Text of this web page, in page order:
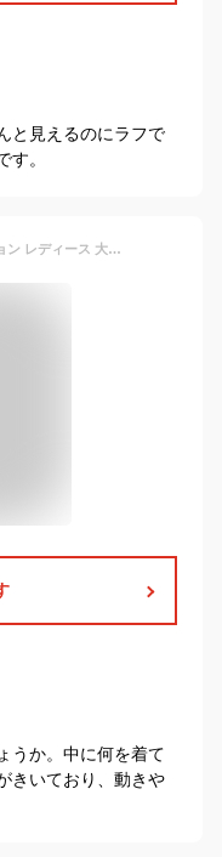
と見えるのにラフで
。
セットアップ メンズ メンズファッション レディース 大きいサイズ ビジネスカジュアル オフィス 通勤 イージーパンツ ジャケット ストレッチ 無地 春 春物 春服 ZIP ジップ (kd-setup001)
うか。中に何を着て
きいており、動きや